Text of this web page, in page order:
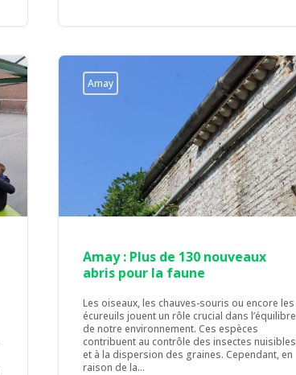
Amay
Amay : Plus de 130 nouveaux
abris pour la faune
Les oiseaux, les chauves-souris ou encore les
écureuils jouent un rôle crucial dans l’équilibre
de notre environnement. Ces espèces
contribuent au contrôle des insectes nuisibles
et à la dispersion des graines. Cependant, en
raison de la...